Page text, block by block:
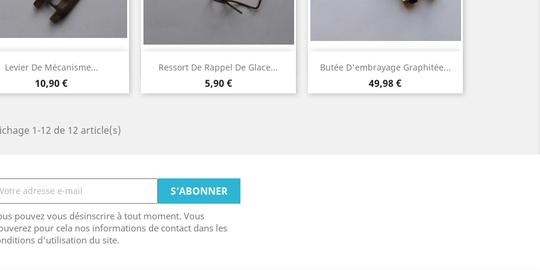
Levier De Mécanisme...
Prix
10,90 €
Aperçu rapide Ressort De Rappel De Glace...
Prix
5,90 €
Aperçu rapide Butée D'embrayage Graphitée...
Prix
49,98 €
Aperçu rapide
1-12 de 12 article(s)
pouvez vous désinscrire à tout moment. Vous
pour cela nos informations de contact dans les
d'utilisation du site.